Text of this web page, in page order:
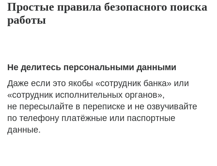
Простые правила безопасного поиска
работы
Не делитесь персональными данными
Даже если это якобы «сотрудник банка» или
«сотрудник исполнительных органов»,
не пересылайте в переписке и не озвучивайте
по телефону платёжные или паспортные
данные.